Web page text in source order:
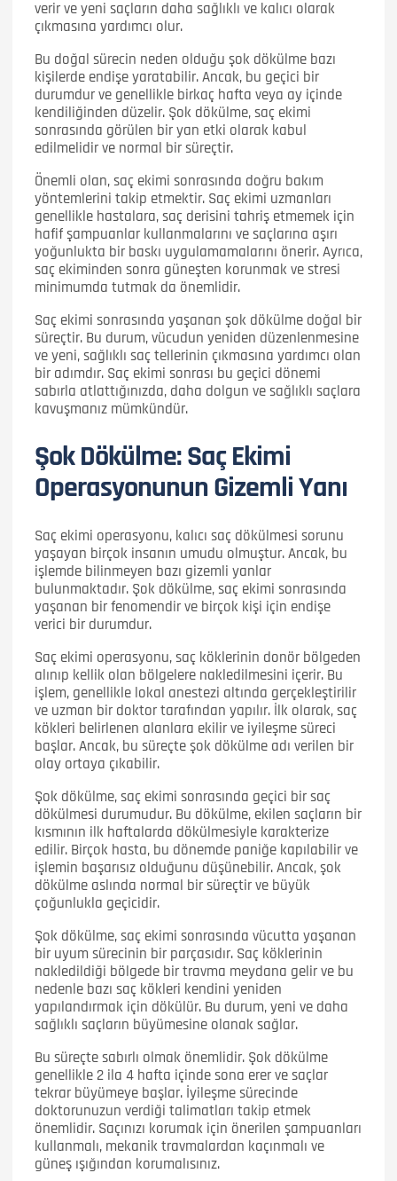
verir ve yeni saçların daha sağlıklı ve kalıcı olarak
çıkmasına yardımcı olur.
Bu doğal sürecin neden olduğu şok dökülme bazı
kişilerde endişe yaratabilir. Ancak, bu geçici bir
durumdur ve genellikle birkaç hafta veya ay içinde
kendiliğinden düzelir. Şok dökülme, saç ekimi
sonrasında görülen bir yan etki olarak kabul
edilmelidir ve normal bir süreçtir.
Önemli olan, saç ekimi sonrasında doğru bakım
yöntemlerini takip etmektir. Saç ekimi uzmanları
genellikle hastalara, saç derisini tahriş etmemek için
hafif şampuanlar kullanmalarını ve saçlarına aşırı
yoğunlukta bir baskı uygulamamalarını önerir. Ayrıca,
saç ekiminden sonra güneşten korunmak ve stresi
minimumda tutmak da önemlidir.
Saç ekimi sonrasında yaşanan şok dökülme doğal bir
süreçtir. Bu durum, vücudun yeniden düzenlenmesine
ve yeni, sağlıklı saç tellerinin çıkmasına yardımcı olan
bir adımdır. Saç ekimi sonrası bu geçici dönemi
sabırla atlattığınızda, daha dolgun ve sağlıklı saçlara
kavuşmanız mümkündür.
Şok Dökülme: Saç Ekimi
Operasyonunun Gizemli Yanı
Saç ekimi operasyonu, kalıcı saç dökülmesi sorunu
yaşayan birçok insanın umudu olmuştur. Ancak, bu
işlemde bilinmeyen bazı gizemli yanlar
bulunmaktadır. Şok dökülme, saç ekimi sonrasında
yaşanan bir fenomendir ve birçok kişi için endişe
verici bir durumdur.
Saç ekimi operasyonu, saç köklerinin donör bölgeden
alınıp kellik olan bölgelere nakledilmesini içerir. Bu
işlem, genellikle lokal anestezi altında gerçekleştirilir
ve uzman bir doktor tarafından yapılır. İlk olarak, saç
kökleri belirlenen alanlara ekilir ve iyileşme süreci
başlar. Ancak, bu süreçte şok dökülme adı verilen bir
olay ortaya çıkabilir.
Şok dökülme, saç ekimi sonrasında geçici bir saç
dökülmesi durumudur. Bu dökülme, ekilen saçların bir
kısmının ilk haftalarda dökülmesiyle karakterize
edilir. Birçok hasta, bu dönemde paniğe kapılabilir ve
işlemin başarısız olduğunu düşünebilir. Ancak, şok
dökülme aslında normal bir süreçtir ve büyük
çoğunlukla geçicidir.
Şok dökülme, saç ekimi sonrasında vücutta yaşanan
bir uyum sürecinin bir parçasıdır. Saç köklerinin
nakledildiği bölgede bir travma meydana gelir ve bu
nedenle bazı saç kökleri kendini yeniden
yapılandırmak için dökülür. Bu durum, yeni ve daha
sağlıklı saçların büyümesine olanak sağlar.
Bu süreçte sabırlı olmak önemlidir. Şok dökülme
genellikle 2 ila 4 hafta içinde sona erer ve saçlar
tekrar büyümeye başlar. İyileşme sürecinde
doktorunuzun verdiği talimatları takip etmek
önemlidir. Saçınızı korumak için önerilen şampuanları
kullanmalı, mekanik travmalardan kaçınmalı ve
güneş ışığından korumalısınız.